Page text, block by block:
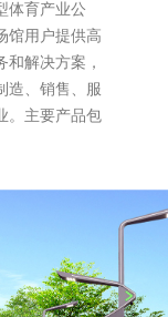
体育产业公
馆用户提供高
和解决方案，
造、销售、服
。主要产品包
围广，体育场
动场所均可
务于广东省运